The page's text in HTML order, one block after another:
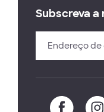
Subscreva a